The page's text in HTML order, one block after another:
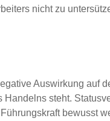
nicht zu
Auswirkung auf
Handelns steht.
bewusst